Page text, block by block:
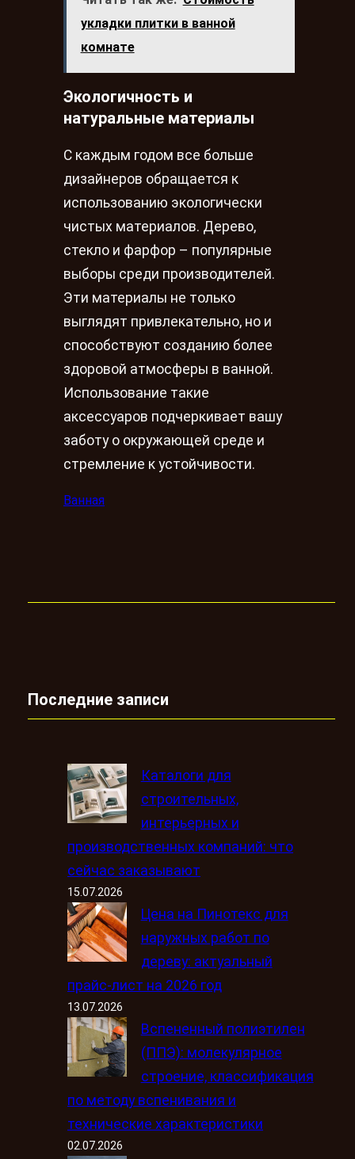
укладки плитки в ванной
комнате
Экологичность и
натуральные материалы
С каждым годом все больше
дизайнеров обращается к
использованию экологически
чистых материалов. Дерево,
стекло и фарфор – популярные
выборы среди производителей.
Эти материалы не только
выглядят привлекательно, но и
способствуют созданию более
здоровой атмосферы в ванной.
Использование такие
аксессуаров подчеркивает вашу
заботу о окружающей среде и
стремление к устойчивости.
Ванная
Последние записи
Каталоги для
строительных,
интерьерных и
производственных компаний: что
сейчас заказывают
15.07.2026
Цена на Пинотекс для
наружных работ по
дереву: актуальный
прайс-лист на 2026 год
13.07.2026
Вспененный полиэтилен
(ППЭ): молекулярное
строение, классификация
по методу вспенивания и
технические характеристики
02.07.2026